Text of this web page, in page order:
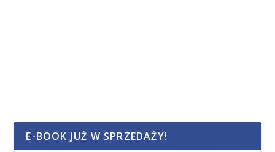
E-BOOK JUŻ W SPRZEDAŻY!